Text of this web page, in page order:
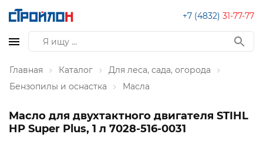
+7 (4832) 31-77-77
Главная Каталог
Для леса, сада, огорода
Бензопилы и оснастка
Масла
Масло для двухтактного двигателя STIHL
HP Super Plus, 1 л 7028-516-0031